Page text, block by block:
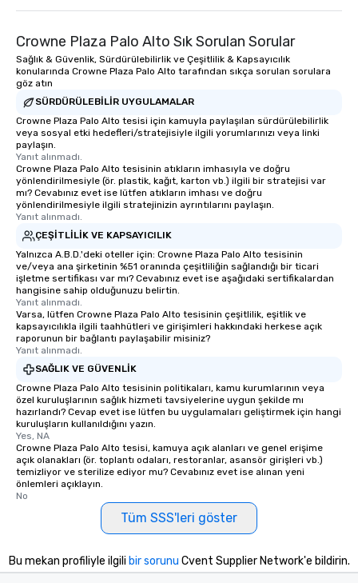
Crowne Plaza Palo Alto Sık Sorulan Sorular
Sağlık & Güvenlik, Sürdürülebilirlik ve Çeşitlilik & Kapsayıcılık
konularında Crowne Plaza Palo Alto tarafından sıkça sorulan sorulara
göz atın
SÜRDÜRÜLEBILIR UYGULAMALAR
Crowne Plaza Palo Alto tesisi için kamuyla paylaşılan sürdürülebilirlik
veya sosyal etki hedefleri/stratejisiyle ilgili yorumlarınızı veya linki
paylaşın.
Yanıt alınmadı.
Crowne Plaza Palo Alto tesisinin atıkların imhasıyla ve doğru
yönlendirilmesiyle (ör. plastik, kağıt, karton vb.) ilgili bir stratejisi var
mı? Cevabınız evet ise lütfen atıkların imhası ve doğru
yönlendirilmesiyle ilgili stratejinizin ayrıntılarını paylaşın.
Yanıt alınmadı.
ÇEŞITLILIK VE KAPSAYICILIK
Yalnızca A.B.D.'deki oteller için: Crowne Plaza Palo Alto tesisinin
ve/veya ana şirketinin %51 oranında çeşitliliğin sağlandığı bir ticari
işletme sertifikası var mı? Cevabınız evet ise aşağıdaki sertifikalardan
hangisine sahip olduğunuzu belirtin.
Yanıt alınmadı.
Varsa, lütfen Crowne Plaza Palo Alto tesisinin çeşitlilik, eşitlik ve
kapsayıcılıkla ilgili taahhütleri ve girişimleri hakkındaki herkese açık
raporunun bir bağlantı paylaşabilir misiniz?
Yanıt alınmadı.
SAĞLIK VE GÜVENLIK
Crowne Plaza Palo Alto tesisinin politikaları, kamu kurumlarının veya
özel kuruluşlarının sağlık hizmeti tavsiyelerine uygun şekilde mı
hazırlandı? Cevap evet ise lütfen bu uygulamaları geliştirmek için hangi
kuruluşların kullanıldığını yazın.
Yes, NA
Crowne Plaza Palo Alto tesisi, kamuya açık alanları ve genel erişime
açık olanakları (ör. toplantı odaları, restoranlar, asansör girişleri vb.)
temizliyor ve sterilize ediyor mu? Cevabınız evet ise alınan yeni
önlemleri açıklayın.
No
Tüm SSS'leri göster
Bu mekan profiliyle ilgili bir sorunu Cvent Supplier Network'e bildirin.